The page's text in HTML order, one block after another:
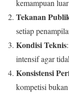
kemampuan
Tekanan
setiap
Kondisi Teknis
intensif agar
Konsistensi
kompetisi